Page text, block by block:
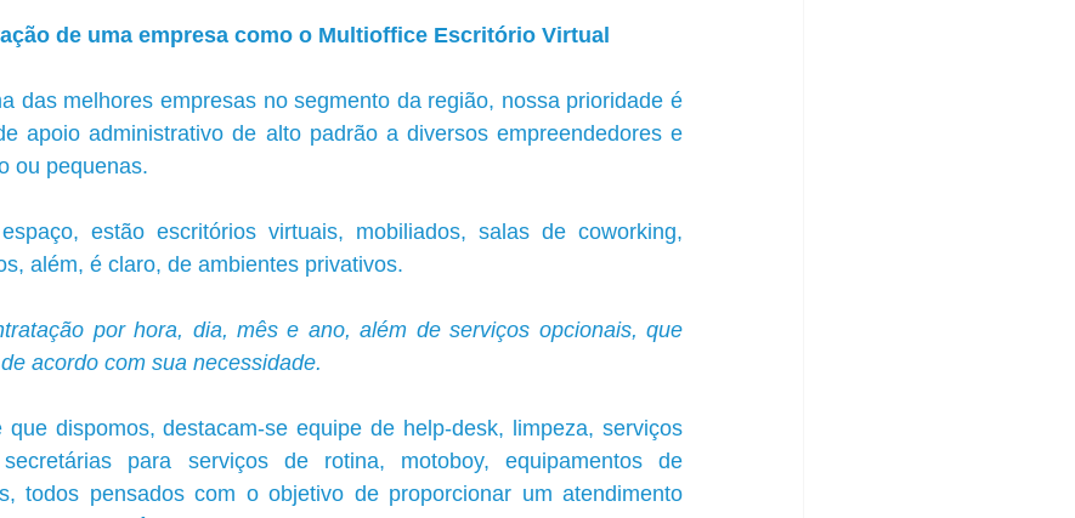
de uma empresa como o Multioffice Escritório Virtual
das melhores empresas no segmento da região, nossa prioridade é
apoio administrativo de alto padrão a diversos empreendedores e
ou pequenas.
estão escritórios virtuais, mobiliados, salas de coworking,
além, é claro, de ambientes privativos.
por hora, dia, mês e ano, além de serviços opcionais, que
acordo com sua necessidade.
dispomos, destacam-se equipe de help-desk, limpeza, serviços
para serviços de rotina, motoboy, equipamentos de
todos pensados ​​com o objetivo de proporcionar um atendimento